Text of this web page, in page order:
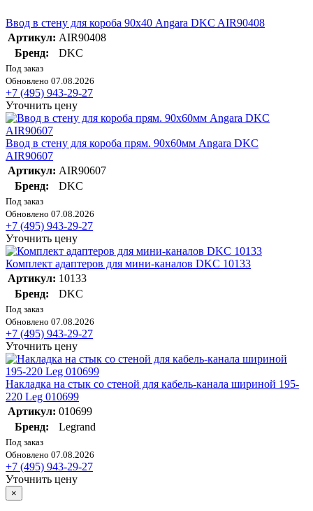
Ввод в стену для короба 90х40 Angara DKC AIR90408
Артикул: AIR90408
Бренд:
DKC
Под заказ
Обновлено 07.08.2026
+7 (495) 943-29-27
Уточнить цену
Ввод в стену для короба прям. 90х60мм Angara DKC
AIR90607
Артикул: AIR90607
Бренд:
DKC
Под заказ
Обновлено 07.08.2026
+7 (495) 943-29-27
Уточнить цену
Комплект адаптеров для мини-каналов DKC 10133
Артикул: 10133
Бренд:
DKC
Под заказ
Обновлено 07.08.2026
+7 (495) 943-29-27
Уточнить цену
Накладка на стык со стеной для кабель-канала шириной 195-
220 Leg 010699
Артикул: 010699
Бренд:
Legrand
Под заказ
Обновлено 07.08.2026
+7 (495) 943-29-27
Уточнить цену
×